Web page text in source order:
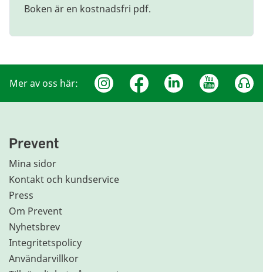
Boken är en kostnadsfri pdf.
Mer av oss här:
Prevent
Mina sidor
Kontakt och kundservice
Press
Om Prevent
Nyhetsbrev
Integritetspolicy
Användarvillkor